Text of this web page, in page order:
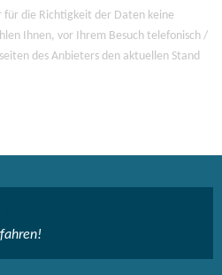
die Richtigkeit der Daten keine
Ihnen, vor Ihrem Besuch telefonisch /
des Anbieters den aktuellen Stand